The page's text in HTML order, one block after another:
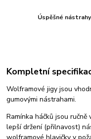
Úspěšné
Kompletní
Wolframové jigy jsou
gumovými nástrahami.
Ramínka háčků jsou
lepší držení (přilnavost)